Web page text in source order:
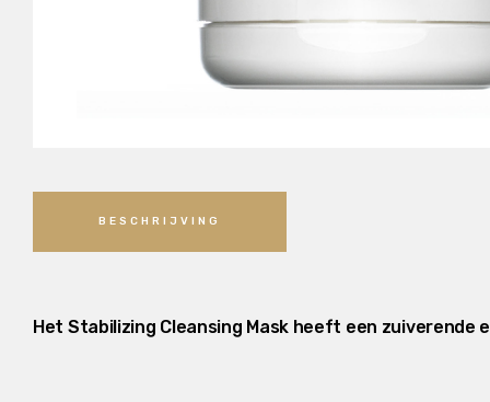
BESCHRIJVING
Het Stabilizing Cleansing Mask heeft een